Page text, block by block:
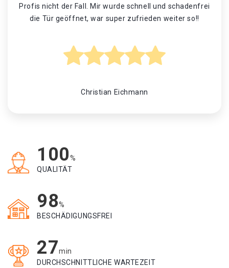
Profis nicht der Fall. Mir wurde schnell und schadenfrei
die Tür geöffnet, war super zufrieden weiter so!!
Christian Eichmann
100%
QUALITÄT
98%
BESCHÄDIGUNGSFREI
27min
DURCHSCHNITTLICHE WARTEZEIT